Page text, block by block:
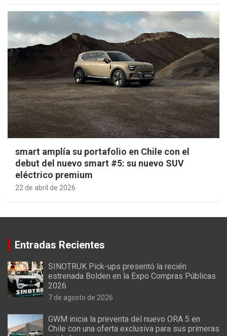
smart amplía su portafolio en Chile con el
debut del nuevo smart #5: su nuevo SUV
eléctrico premium
22 de abril de 2026
Entradas Recientes
SINOTRUK Pick-ups presentó la recién
estrenada Bolden en la Expo Compras Públicas
2026
7 de agosto de 2026
GWM inicia la preventa del nuevo ORA 5 en
Chile con una oferta exclusiva para sus primeras